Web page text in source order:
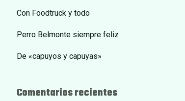
Con Foodtruck y todo
Perro Belmonte siempre feliz
De «capuyos y capuyas»
Comentarios recientes